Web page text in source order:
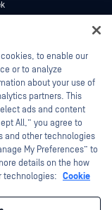
Metascan,
OPSWAT , Protecting the
az InQuest logó,
to enable our
or to analyze
about your use of
partners. This
ads and content
All,” you agree to
and other technologies
My Preferences” to
details on the how
technologies: Cookie
assistant.
what's critical